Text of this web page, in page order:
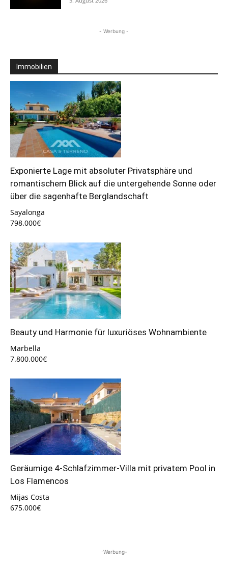
- Werbung -
Immobilien
Exponierte Lage mit absoluter Privatsphäre und
romantischem Blick auf die untergehende Sonne oder
über die sagenhafte Berglandschaft
Sayalonga
798.000€
Beauty und Harmonie für luxuriöses Wohnambiente
Marbella
7.800.000€
Geräumige 4-Schlafzimmer-Villa mit privatem Pool in
Los Flamencos
Mijas Costa
675.000€
-Werbung-